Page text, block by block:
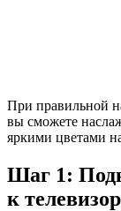
При правильной
вы сможете
яркими цветами
Шаг 1:
к